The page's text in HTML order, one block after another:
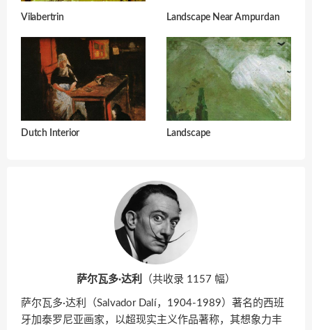
Vilabertrin Landscape Near Ampurdan
Dutch Interior Landscape
萨尔瓦多·达利 （共收录 1157 幅）
萨尔瓦多·达利（Salvador Dalí，1904-1989）著名的西班
牙加泰罗尼亚画家，以超现实主义作品著称，其想象力丰